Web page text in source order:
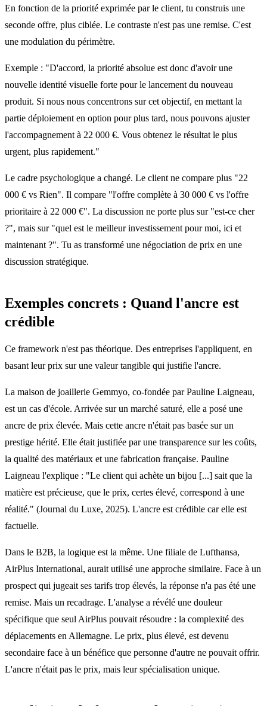
En fonction de la priorité exprimée par le client, tu construis une
seconde offre, plus ciblée. Le contraste n'est pas une remise. C'est
une modulation du périmètre.
Exemple : "D'accord, la priorité absolue est donc d'avoir une
nouvelle identité visuelle forte pour le lancement du nouveau
produit. Si nous nous concentrons sur cet objectif, en mettant la
partie déploiement en option pour plus tard, nous pouvons ajuster
l'accompagnement à 22 000 €. Vous obtenez le résultat le plus
urgent, plus rapidement."
Le cadre psychologique a changé. Le client ne compare plus "22
000 € vs Rien". Il compare "l'offre complète à 30 000 € vs l'offre
prioritaire à 22 000 €". La discussion ne porte plus sur "est-ce cher
?", mais sur "quel est le meilleur investissement pour moi, ici et
maintenant ?". Tu as transformé une négociation de prix en une
discussion stratégique.
Exemples concrets : Quand l'ancre est
crédible
Ce framework n'est pas théorique. Des entreprises l'appliquent, en
basant leur prix sur une valeur tangible qui justifie l'ancre.
La maison de joaillerie Gemmyo, co-fondée par Pauline Laigneau,
est un cas d'école. Arrivée sur un marché saturé, elle a posé une
ancre de prix élevée. Mais cette ancre n'était pas basée sur un
prestige hérité. Elle était justifiée par une transparence sur les coûts,
la qualité des matériaux et une fabrication française. Pauline
Laigneau l'explique : "Le client qui achète un bijou [...] sait que la
matière est précieuse, que le prix, certes élevé, correspond à une
réalité." (Journal du Luxe, 2025). L'ancre est crédible car elle est
factuelle.
Dans le B2B, la logique est la même. Une filiale de Lufthansa,
AirPlus International, aurait utilisé une approche similaire. Face à un
prospect qui jugeait ses tarifs trop élevés, la réponse n'a pas été une
remise. Mais un recadrage. L'analyse a révélé une douleur
spécifique que seul AirPlus pouvait résoudre : la complexité des
déplacements en Allemagne. Le prix, plus élevé, est devenu
secondaire face à un bénéfice que personne d'autre ne pouvait offrir.
L'ancre n'était pas le prix, mais leur spécialisation unique.